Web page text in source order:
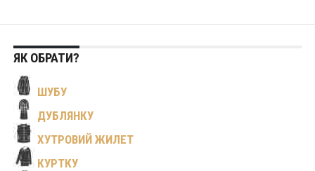
ЯК ОБРАТИ?
ШУБУ
ДУБЛЯНКУ
ХУТРОВИЙ ЖИЛЕТ
КУРТКУ